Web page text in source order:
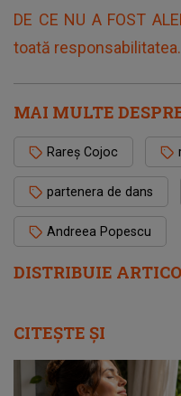
DISTRIBUIE
DE CE NU A FOST
toată
MAI MULTE
Rareș Cojoc
partenera de dans
Andreea Popescu
CITEȘTE ȘI